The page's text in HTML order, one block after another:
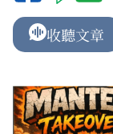
收聽文章